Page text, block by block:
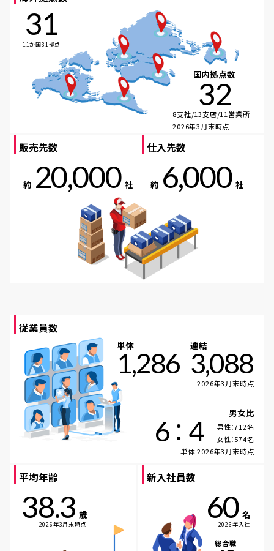
31
11か国31拠点
国内拠点数
32
8支社/13支店/11営業所
2026年3月末時点
販売先数 仕入先数
約 20,000 社 約 6,000 社
従業員数
単体
1,286
連結
3,088
2026年3月末時点
男女比
6 ： 4
男性：712名
女性：574名
単体 2026年3月末時点
平均年齢
2026年3月末時点
38.3 歳
新入社員数
60 名
2026年入社
総合職